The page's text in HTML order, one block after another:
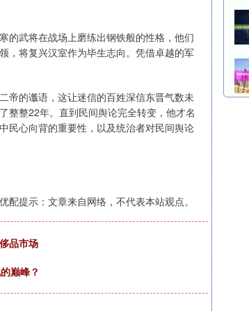
的武将在战场上磨练出钢铁般的性格，他们
，将复兴汉室作为毕生志向。凭借卓越的军
帝的谶语，这让迷信的百姓深信东晋气数未
整整22年。直到民间舆论完全转变，他才名
民心向背的重要性，以及统治者对民间舆论
配提示：文章来自网络，不代表本站观点。
品市场
巅峰？